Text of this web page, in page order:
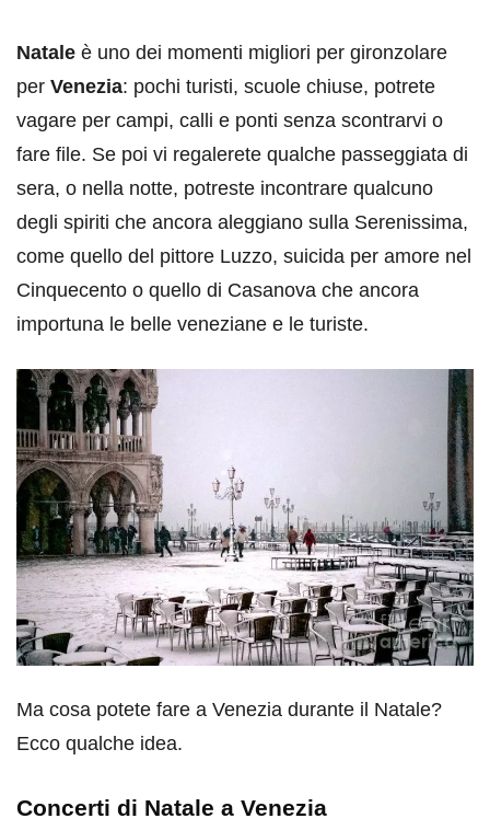
Natale è uno dei momenti migliori per gironzolare
per Venezia: pochi turisti, scuole chiuse, potrete
vagare per campi, calli e ponti senza scontrarvi o
fare file. Se poi vi regalerete qualche passeggiata di
sera, o nella notte, potreste incontrare qualcuno
degli spiriti che ancora aleggiano sulla Serenissima,
come quello del pittore Luzzo, suicida per amore nel
Cinquecento o quello di Casanova che ancora
importuna le belle veneziane e le turiste.
Ma cosa potete fare a Venezia durante il Natale?
Ecco qualche idea.
Concerti di Natale a Venezia